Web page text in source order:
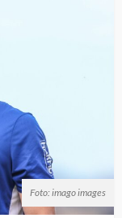
Foto: imago images